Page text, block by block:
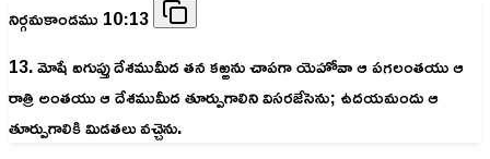
నిర్గమకాండము 10:13
13. మోషే ఐగుప్తు దేశముమీద తన కఱ్ఱను చాపగా యెహోవా ఆ పగలంతయు ఆ
రాత్రి అంతయు ఆ దేశముమీద తూర్పుగాలిని విసరజేసెను; ఉదయమందు ఆ
తూర్పుగాలికి మిడతలు వచ్చెను.